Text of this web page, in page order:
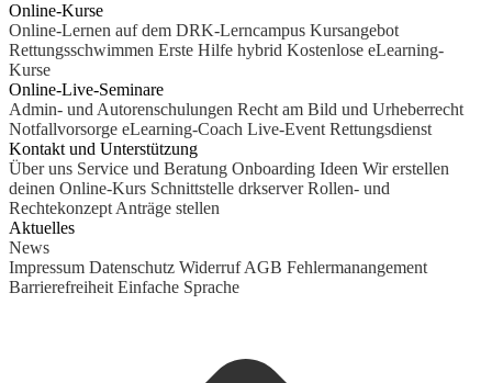
Online-Kurse
Online-Lernen auf dem DRK-Lerncampus Kursangebot
Rettungsschwimmen Erste Hilfe hybrid Kostenlose eLearning-
Kurse
Online-Live-Seminare
Admin- und Autorenschulungen Recht am Bild und Urheberrecht
Notfallvorsorge eLearning-Coach Live-Event Rettungsdienst
Kontakt und Unterstützung
Über uns Service und Beratung Onboarding Ideen Wir erstellen
deinen Online-Kurs Schnittstelle drkserver Rollen- und
Rechtekonzept Anträge stellen
Aktuelles
News
Impressum Datenschutz Widerruf AGB Fehlermanangement
Barrierefreiheit Einfache Sprache